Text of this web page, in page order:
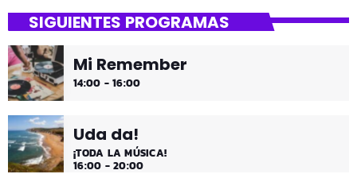
SIGUIENTES PROGRAMAS
Mi Remember
14:00 - 16:00
Uda da!
¡TODA LA MÚSICA!
16:00 - 20:00